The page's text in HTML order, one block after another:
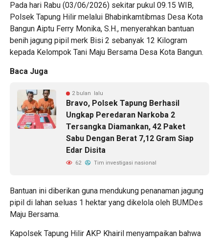
Pada hari Rabu (03/06/2026) sekitar pukul 09.15 WIB,
Polsek Tapung Hilir melalui Bhabinkamtibmas Desa Kota
Bangun Aiptu Ferry Monika, S.H., menyerahkan bantuan
benih jagung pipil merk Bisi 2 sebanyak 12 Kilogram
kepada Kelompok Tani Maju Bersama Desa Kota Bangun.
Baca Juga
2 bulan lalu
Bravo, Polsek Tapung Berhasil
Ungkap Peredaran Narkoba 2
Tersangka Diamankan, 42 Paket
Sabu Dengan Berat 7,12 Gram Siap
Edar Disita
62 Tim investigasi nasional
Bantuan ini diberikan guna mendukung penanaman jagung
pipil di lahan seluas 1 hektar yang dikelola oleh BUMDes
Maju Bersama.
Kapolsek Tapung Hilir AKP Khairil menyampaikan bahwa